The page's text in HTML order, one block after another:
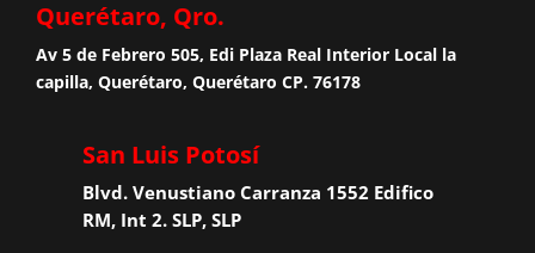
Querétaro, Qro.
Av 5 de Febrero 505, Edi Plaza Real Interior Local la
capilla, Querétaro, Querétaro CP. 76178
San Luis Potosí
Blvd. Venustiano Carranza 1552 Edifico
RM, Int 2. SLP, SLP